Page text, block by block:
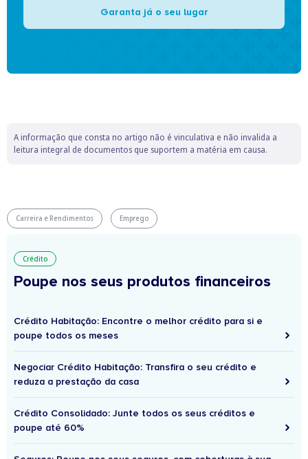
Garanta já o seu lugar
A informação que consta no artigo não é vinculativa e não invalida a
leitura integral de documentos que suportem a matéria em causa.
Carreira e Rendimentos Emprego
Crédito
Poupe nos seus produtos financeiros
Crédito Habitação: Encontre o melhor crédito para si e
poupe todos os meses
Negociar Crédito Habitação: Transfira o seu crédito e
reduza a prestação da casa
Crédito Consolidado: Junte todos os seus créditos e
poupe até 60%